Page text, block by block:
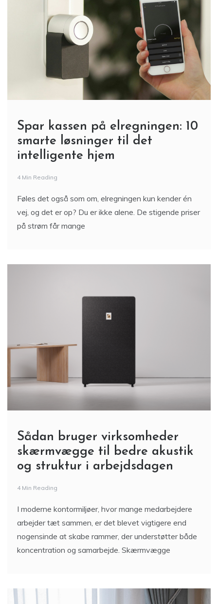
Spar kassen på elregningen: 10
smarte løsninger til det
intelligente hjem
4 Min Reading
Føles det også som om, elregningen kun kender én
vej, og det er op? Du er ikke alene. De stigende priser
på strøm får mange
Sådan bruger virksomheder
skærmvægge til bedre akustik
og struktur i arbejdsdagen
4 Min Reading
I moderne kontormiljøer, hvor mange medarbejdere
arbejder tæt sammen, er det blevet vigtigere end
nogensinde at skabe rammer, der understøtter både
koncentration og samarbejde. Skærmvægge